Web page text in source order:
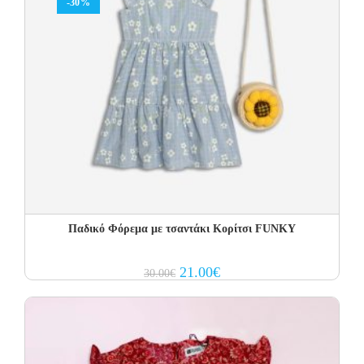
Παδικό Φόρεμα με τσαντάκι Κορίτσι FUNKY
30.00€ Original
price
21.00€Current
price